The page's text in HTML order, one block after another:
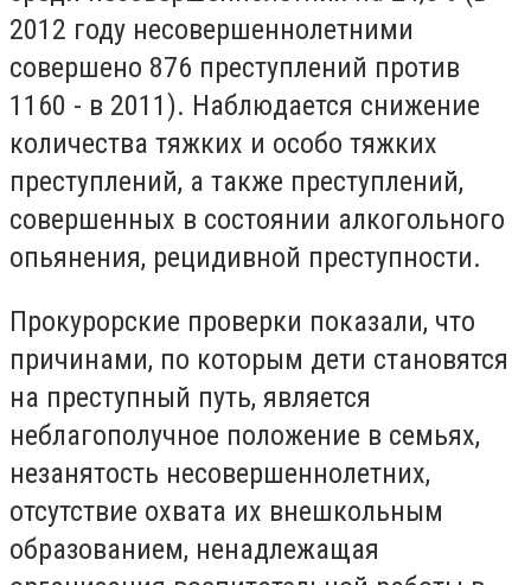
2012 году несовершеннолетними
совершено 876 преступлений против
1160 - в 2011). Наблюдается снижение
количества тяжких и особо тяжких
преступлений, а также преступлений,
совершенных в состоянии алкогольного
опьянения, рецидивной преступности.
Прокурорские проверки показали, что
причинами, по которым дети становятся
на преступный путь, является
неблагополучное положение в семьях,
незанятость несовершеннолетних,
отсутствие охвата их внешкольным
образованием, ненадлежащая